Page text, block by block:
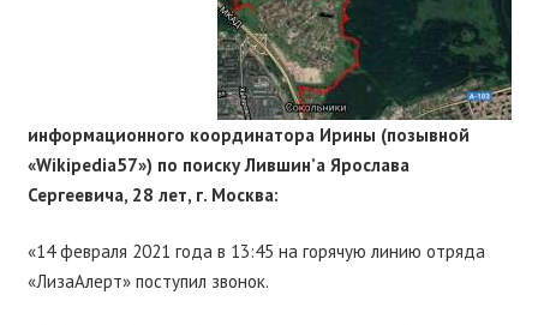
информационного координатора Ирины (позывной
«Wikipedia57») по поиску Лившин’а Ярослава
Сергеевича, 28 лет, г. Москва:
«14 февраля 2021 года в 13:45 на горячую линию отряда
«ЛизаАлерт» поступил звонок.